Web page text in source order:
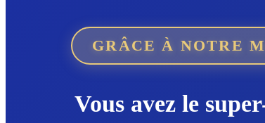
GRÂCE À NOTRE
Vous avez le